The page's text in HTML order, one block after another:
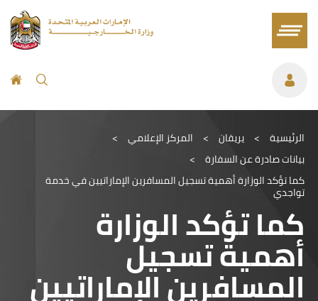
الرئيسية > يريقان > المركز الإعلامي >
بيانات صادرة عن السفارة >
كما تؤكد الوزارة أهمية تسجيل المسافرين الإماراتيين في خدمة
تواجدي
كما تؤكد الوزارة
أهمية تسجيل
المسافرين الإماراتيين